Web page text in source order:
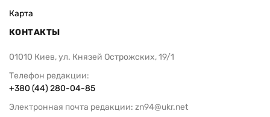
Карта
КОНТАКТЫ
01010 Киев, ул. Князей Острожских, 19/1
Телефон редакции:
+380 (44) 280-04-85
Электронная почта редакции: zn94@ukr.net